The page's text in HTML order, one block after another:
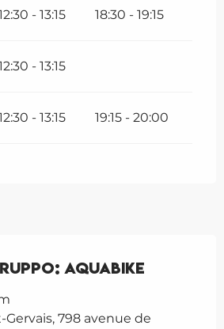
- 13:15 18:30 - 19:15
- 13:15
- 13:15 19:15 - 20:00
Aquabike
798 avenue de